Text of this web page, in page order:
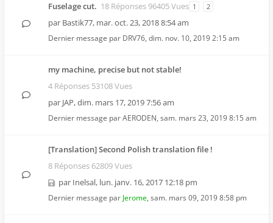
Fuselage cut. 18 Réponses 96405 Vues 1 2
par Bastik77, mar. oct. 23, 2018 8:54 am
Dernier message par DRV76, dim. nov. 10, 2019 2:15 am
my machine, precise but not stable!
4 Réponses 53108 Vues
par JAP,dim. mars 17, 2019 7:56 am
Dernier message parAERODEN, sam. mars 23, 2019 8:15 am
[Translation] Second Polish translation file !
8 Réponses 62809 Vues
par Inelsal, lun. janv. 16, 2017 12:18 pm
Dernier message par Jerome, sam. mars 09, 2019 8:58 pm